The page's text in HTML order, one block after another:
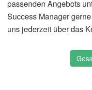
passenden Angebots
Success Manager
uns jederzeit über das